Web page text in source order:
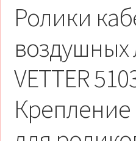
Ролики
VETTER
Крепление